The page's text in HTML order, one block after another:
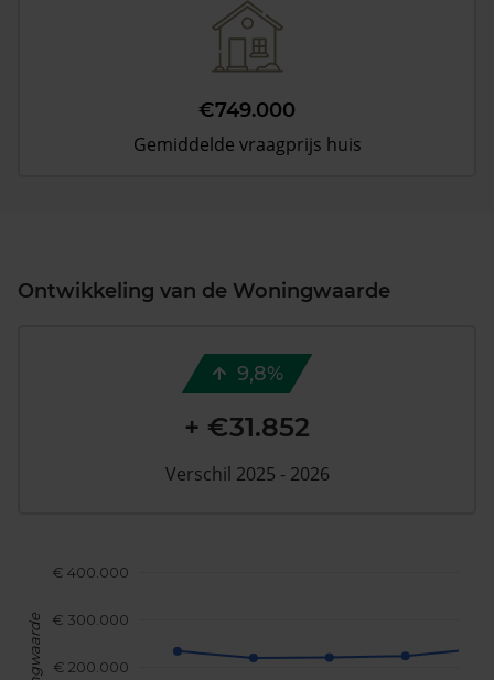
€749.000
Gemiddelde vraagprijs huis
Ontwikkeling van de Woningwaarde
€ 200.000
€ 300.000
€ 400.000
9,8%
+ €31.852
Verschil 2025 - 2026